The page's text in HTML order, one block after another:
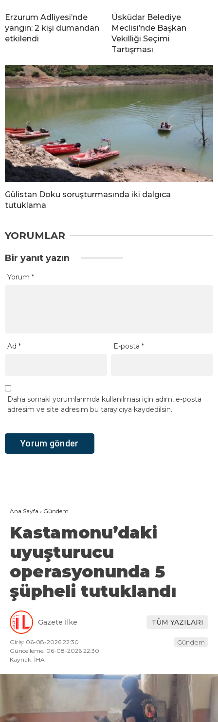
Erzurum Adliyesi’nde
yangın: 2 kişi dumandan
etkilendi
Üsküdar Belediye
Meclisi’nde Başkan
Vekilliği Seçimi
Tartışması
Gülistan Doku soruşturmasında iki dalgıca
tutuklama
YORUMLAR
Bir yanıt yazın
Yorum *
Ad * E-posta*
Daha sonraki yorumlarımda kullanılması için adım, e-posta
adresim ve site adresim bu tarayıcıya kaydedilsin.
Ana Sayfa › Gündem
Kastamonu’daki
uyuşturucu
operasyonunda 5
şüpheli tutuklandı
Gazete İlke TÜM YAZILARI
Giriş: 06-08-2026 22:30
Güncelleme: 06-08-2026 22:30
Kaynak: İHA
Gündem